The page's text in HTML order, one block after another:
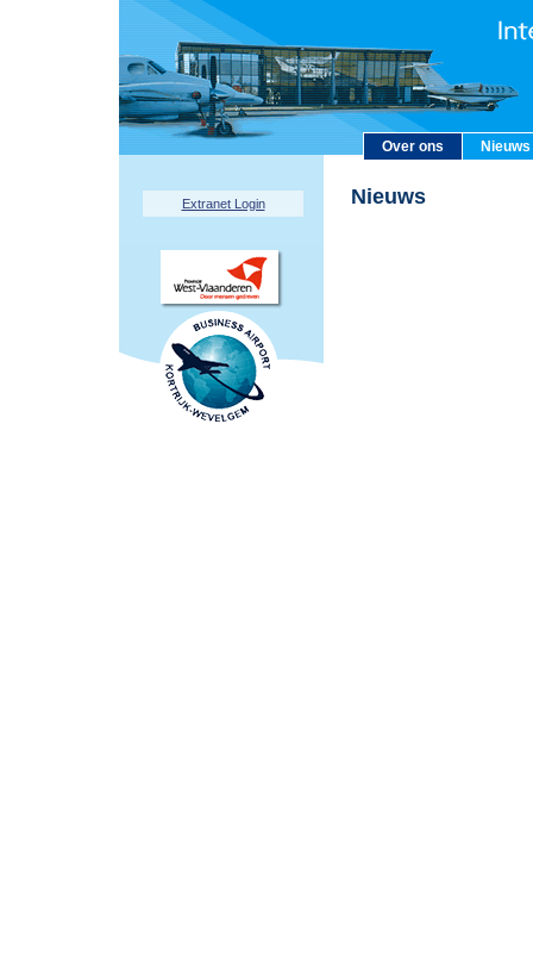
Over ons Nieuws
Extranet Login Nieuws